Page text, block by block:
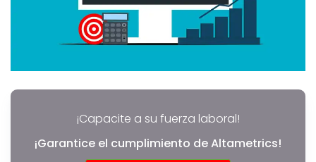
¡Capacite a su fuerza laboral!
¡Garantice el cumplimiento de Altametrics!